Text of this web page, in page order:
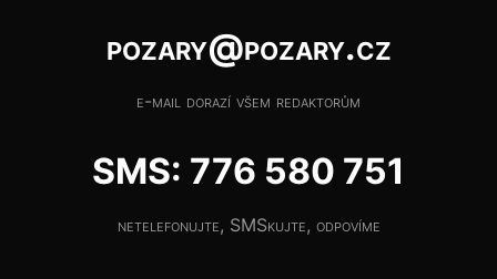
pozary@pozary.cz
e-mail dorazí všem redaktorům
SMS: 776 580 751
netelefonujte, SMSkujte, odpovíme